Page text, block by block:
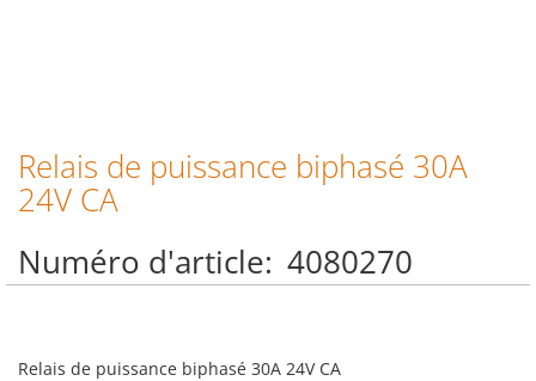
Skip
to
the
of
the
Relais de puissance biphasé 30A
24V CA
Numéro d'article 4080270
Relais de puissance biphasé 30A 24V CA